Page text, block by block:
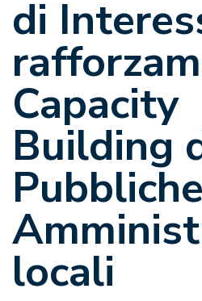
di
Capacity
Building
Pubbliche
locali